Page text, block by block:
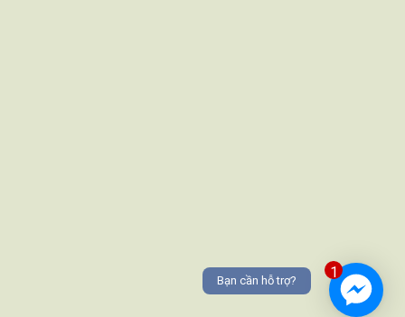
1
Bạn cần hỗ trợ?